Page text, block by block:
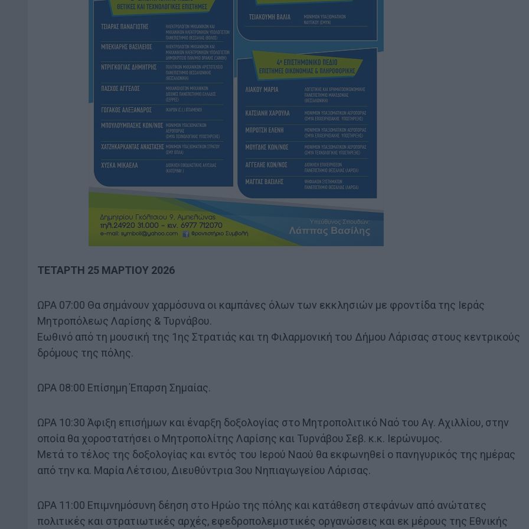
ΤΕΤΑΡΤΗ 25 ΜΑΡΤΙΟΥ 2026
ΩΡΑ 07:00 Θα σημάνουν χαρμόσυνα οι καμπάνες όλων των εκκλησιών με φροντίδα της Ιεράς
Μητροπόλεως Λαρίσης & Τυρνάβου.
Εωθινό από τη μουσική της 1ης Στρατιάς και τη Φιλαρμονική του Δήμου Λάρισας στους κεντρικούς
δρόμους της πόλης.
ΩΡΑ 08:00 Επίσημη Έπαρση Σημαίας.
ΩΡΑ 10:30 Άφιξη επισήμων και έναρξη δοξολογίας στο Μητροπολιτικό Ναό του Αγ. Αχιλλίου, στην
οποία θα χοροστατήσει ο Μητροπολίτης Λαρίσης και Τυρνάβου Σεβ. κ.κ. Ιερώνυμος.
Μετά το τέλος της δοξολογίας και εντός του Ιερού Ναού θα εκφωνηθεί ο πανηγυρικός της ημέρας
από την κα. Μαρία Λέτσιου, Διευθύντρια 3ου Νηπιαγωγείου Λάρισας.
ΩΡΑ 11:00 Επιμνημόσυνη δέηση στο Ηρώο της πόλης και κατάθεση στεφάνων από ανώτατες
πολιτικές και στρατιωτικές αρχές, εφεδροπολεμιστικές οργανώσεις και εκ μέρους της Εθνικής